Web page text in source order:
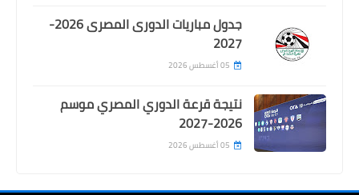
جدول مباريات الدورى المصرى 2026-
2027
05 أغسطس 2026
نتيجة قرعة الدوري المصري موسم
2026-2027
05 أغسطس 2026